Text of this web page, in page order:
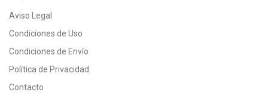
Aviso Legal
Condiciones de Uso
Condiciones de Envío
Política de Privacidad
Contacto